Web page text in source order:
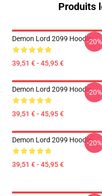
Produits
Demon Lord 2099 Hoodie
39,51 € - 45,95 €
-20%
Demon Lord 2099 Hoodie
39,51 € - 45,95 €
-20%
Demon Lord 2099 Hoodie
39,51 € - 45,95 €
-20%